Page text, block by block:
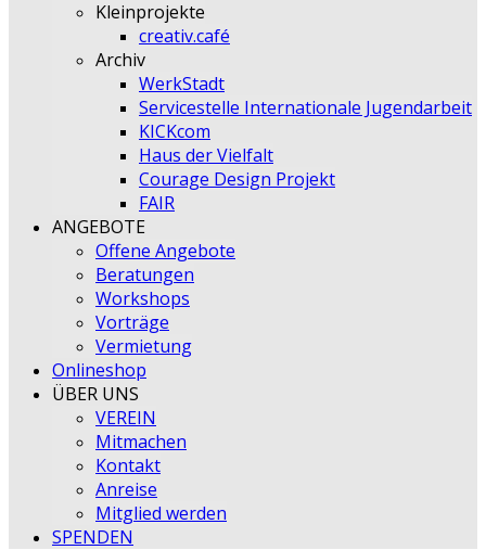
Kleinprojekte
creativ.café
Archiv
WerkStadt
Servicestelle Internationale Jugendarbeit
KICKcom
Haus der Vielfalt
Courage Design Projekt
FAIR
ANGEBOTE
Offene Angebote
Beratungen
Workshops
Vorträge
Vermietung
Onlineshop
ÜBER UNS
VEREIN
Mitmachen
Kontakt
Anreise
Mitglied werden
SPENDEN